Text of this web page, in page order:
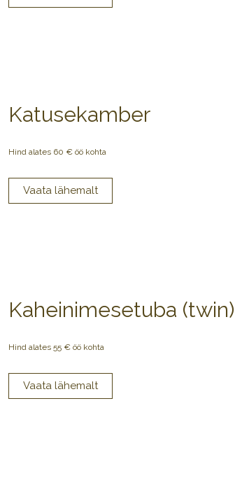
Katusekamber
Hind alates 60 € öö kohta
Kaheinimesetuba (twin)
Hind alates 55 € öö kohta